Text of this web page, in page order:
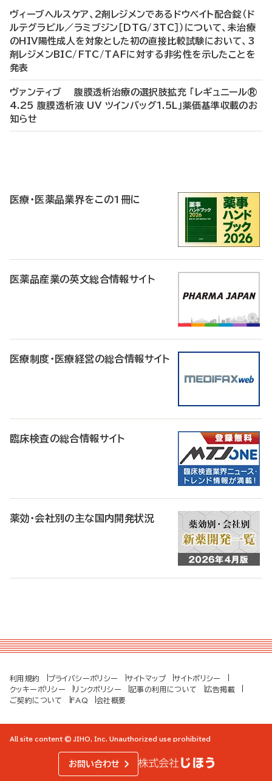
ヴィーブヘルスケア、2剤レジメンであるドウベイト配合錠（ド
ルテグラビル／ラミブジン［DTG/3TC］）について、未治療
のHIV陽性成人を対象とした初の直接比較試験において、3
剤レジメンBIC/FTC/TAFに対する非劣性を示したことを
発表
ヴァンティブ 腹膜透析治療の選択肢拡充 「レギュニール®
4.25 腹膜透析液 UV ツインバッグ1.5L」薬価基準収載のお
知らせ
医療・医薬品業界をこの1冊に
医薬品産業の英文総合情報サイト
医療制度・医療経営の総合情報サイト
臨床検査の総合情報サイト
薬効・会社別の主な国内開発状況
利用規約 プライバシーポリシー サイトマップ
サイトポリシー
クッキーポリシー
リンクポリシー 記事の利用について
広告掲載
ご契約について
FAQ 会社概要
All site content © JIHO, Inc. Unauthorized use prohibited
お問い合わせ